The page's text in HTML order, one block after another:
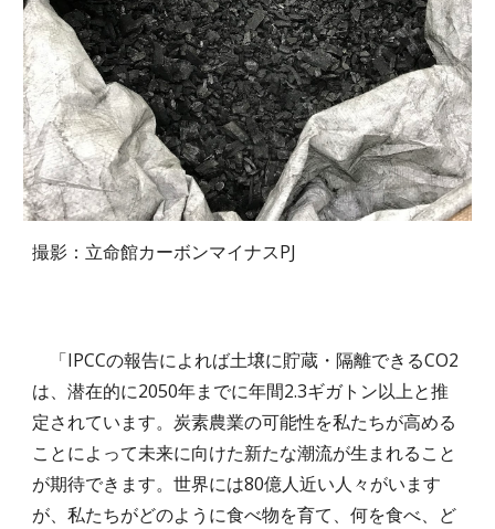
撮影：立命館カーボンマイナスPJ
「IPCCの報告によれば土壌に貯蔵・隔離できるCO2
は、潜在的に2050年までに年間2.3ギガトン以上と推
定されています。炭素農業の可能性を私たちが高める
ことによって未来に向けた新たな潮流が生まれること
が期待できます。世界には80億人近い人々がいます
が、私たちがどのように食べ物を育て、何を食べ、ど